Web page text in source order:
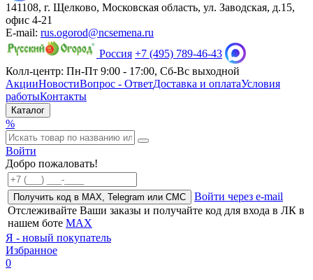
141108, г. Щелково, Московская область, ул. Заводская, д.15,
офис 4-21
E-mail: rus.ogorod@ncsemena.ru
Россия +7 (495) 789-46-43
Колл-центр: Пн-Пт 9:00 - 17:00, Сб-Вс выходной
АкцииНовостиВопрос - ОтветДоставка и оплатаУсловия
работыКонтакты
Каталог
%
Войти
Добро пожаловать!
Получить код в MAX, Telegram или СМС
Войти через e-mail
Отслеживайте Ваши заказы и получайте код для входа в ЛК в
нашем боте MAX
Я - новый покупатель
Избранное
0